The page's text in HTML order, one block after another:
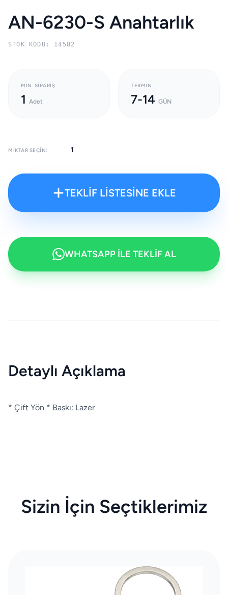
AN-6230-S Anahtarlık
STOK KODU: 14582
MIN. SIPARIŞ
1 Adet
TERMIN
7-14 GÜN
MIKTAR SEÇIN:
TEKLİF LİSTESİNE EKLE
WHATSAPP İLE TEKLİF AL
Detaylı Açıklama
* Çift Yön * Baskı: Lazer
Sizin İçin Seçtiklerimiz